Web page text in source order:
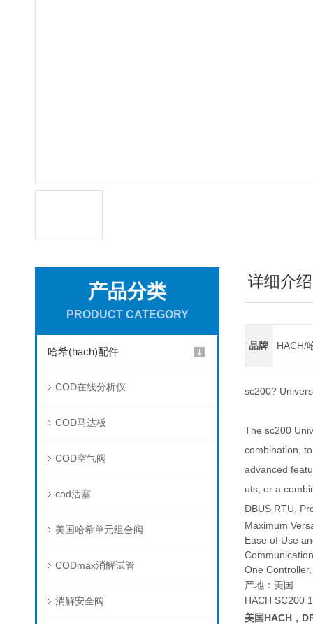
产品分类
PRODUCT CATEGORY
哈希(hach)配件
COD在线分析仪
COD马达板
COD空气阀
cod活塞
美国哈希单元组合阀
CODmax消解试管
消解安全阀
详细介绍
品牌 HACH/
sc200?
The sc200
combination,
advanced
uts, or a
DBUS RTU,
Maximum
Ease of Use
One
产地：美国
HACH SC200
美国HACH，